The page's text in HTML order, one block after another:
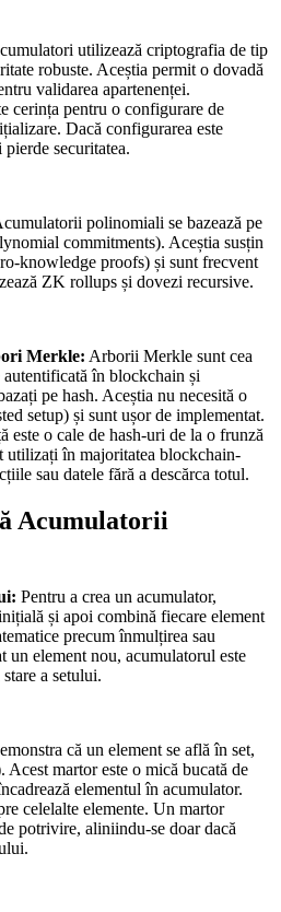
utilizează criptografia de tip
robuste. Aceștia permit o dovadă
validarea apartenenței.
cerința pentru o configurare de
Dacă configurarea este
securitatea.
polinomiali se bazează pe
commitments). Aceștia susțin
knowledge proofs) și sunt frecvent
ZK rollups și dovezi recursive.
Merkle: Arborii Merkle sunt cea
în blockchain și
pe hash. Aceștia nu necesită o
setup) și sunt ușor de implementat.
este o cale de hash-uri de la o frunză
utilizați în majoritatea blockchain-
sau datele fără a descărca totul.
Acumulatorii
Pentru a crea un acumulator,
și apoi combină fiecare element
precum înmulțirea sau
un element nou, acumulatorul este
a setului.
că un element se află în set,
Acest martor este o mică bucată de
elementul în acumulator.
celelalte elemente. Un martor
potrivire, aliniindu-se doar dacă